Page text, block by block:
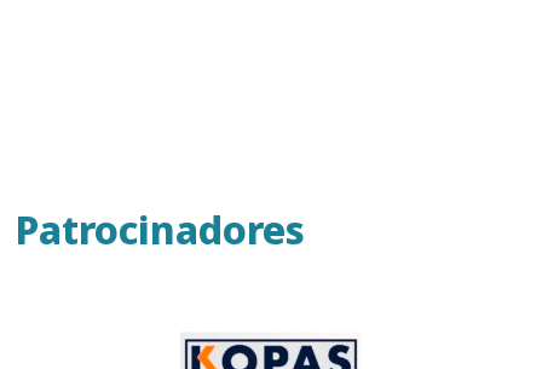
Patrocinadores